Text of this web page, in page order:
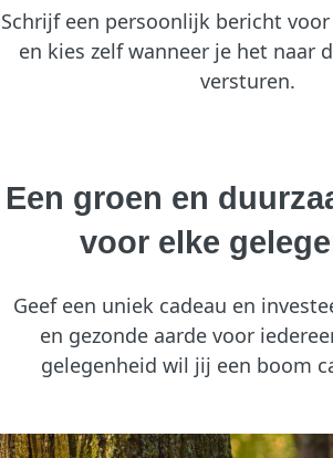
Schrijf een persoonlijk bericht
en kies zelf wanneer je het naar
versturen.
Een groen en
voor elke
Geef een uniek cadeau en
en gezonde aarde voor
gelegenheid wil jij een boom